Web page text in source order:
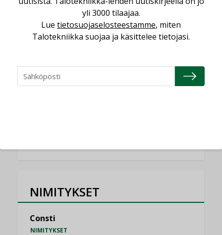
Miten varmistetaan EPD-dokumenteista
saatavien tietojen vertailukelpoisuus?
Vesi- ja viemärimitoittaminen on
jämähtänyt ajassa paikalleen
NIMITYKSET
Consti
NIMITYKSET
yli 3000 tilaajaa.
Lue tietosuojaselosteestamme, miten
Talotekniikka suojaa ja käsittelee tietojasi.